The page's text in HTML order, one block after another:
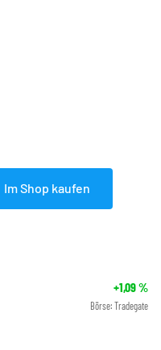
Im Shop kaufen
+1,09%
Börse: Tradegate